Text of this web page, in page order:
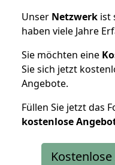
Unser Netzwerk ist
haben viele Jahre
Sie möchten eine
Sie sich jetzt
Angebote.
Füllen Sie jetzt das
kostenlose